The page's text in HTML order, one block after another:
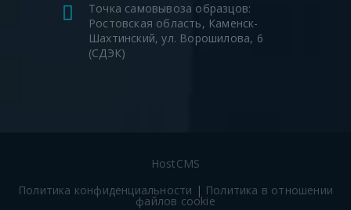
Точка самовывоза образцов:
Ростовская область, Каменск-
Шахтинский, ул. Ворошилова, 6
(СДЭК)
HostCMS
Политика конфиденциальности | Политика в отношении
файлов cookie